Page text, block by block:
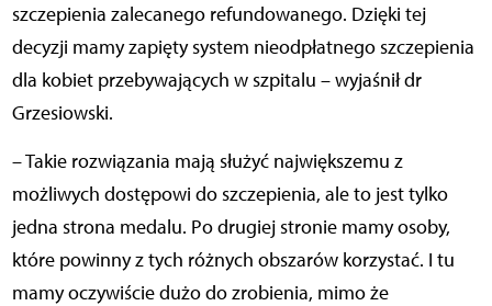
szczepienia zalecanego refundowanego. Dzięki tej
decyzji mamy zapięty system nieodpłatnego szczepienia
dla kobiet przebywających w szpitalu – wyjaśnił dr
Grzesiowski.
– Takie rozwiązania mają służyć największemu z
możliwych dostępowi do szczepienia, ale to jest tylko
jedna strona medalu. Po drugiej stronie mamy osoby,
które powinny z tych różnych obszarów korzystać. I tu
mamy oczywiście dużo do zrobienia, mimo że